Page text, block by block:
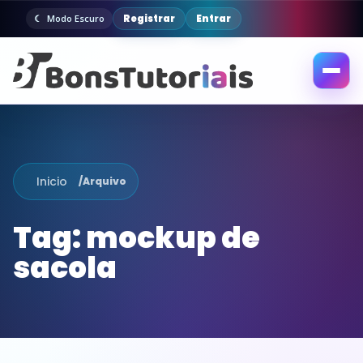
Modo Escuro Registrar Entrar
Abrir
Inicio /Arquivo
Tag:mockup de
sacola